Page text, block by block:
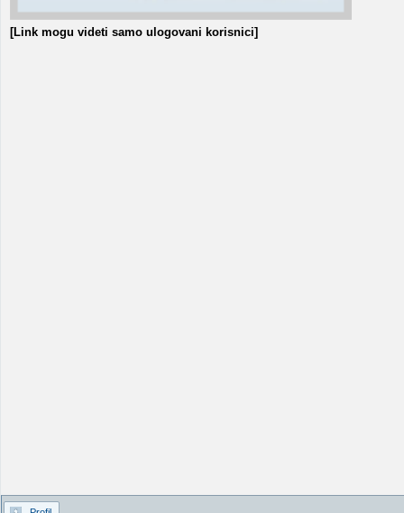
[Link mogu videti samo ulogovani korisnici]